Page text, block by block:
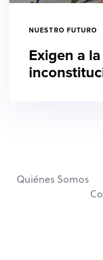
NUESTRO FUTURO
Exigen a
Quiénes Somos